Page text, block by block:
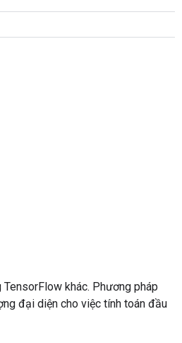
khác. Phương pháp
đại diện cho việc tính toán đầu